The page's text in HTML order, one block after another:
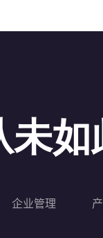
如
企业管理